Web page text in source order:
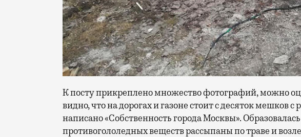
К посту прикреплено множество фотографий, можно
видно, что на дорогах и газоне стоит с десяток мешков
написано «Собственность города Москвы».
противогололедных веществ рассыпаны по траве и